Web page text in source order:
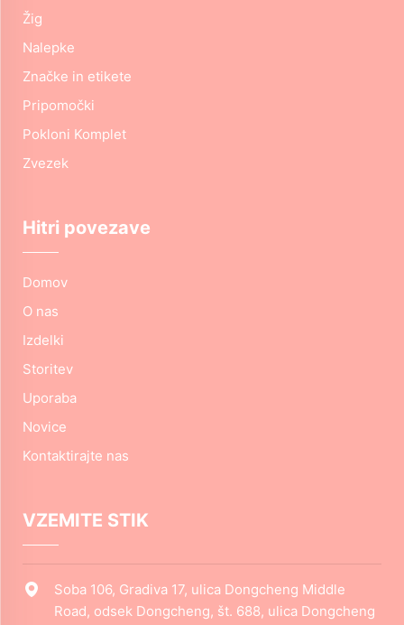
Žig
Nalepke
Značke in etikete
Pripomočki
Pokloni Komplet
Zvezek
Hitri povezave
Domov
O nas
Izdelki
Storitev
Uporaba
Novice
Kontaktirajte nas
VZEMITE STIK
Soba 106, Gradiva 17, ulica Dongcheng Middle
Road, odsek Dongcheng, št. 688, ulica Dongcheng